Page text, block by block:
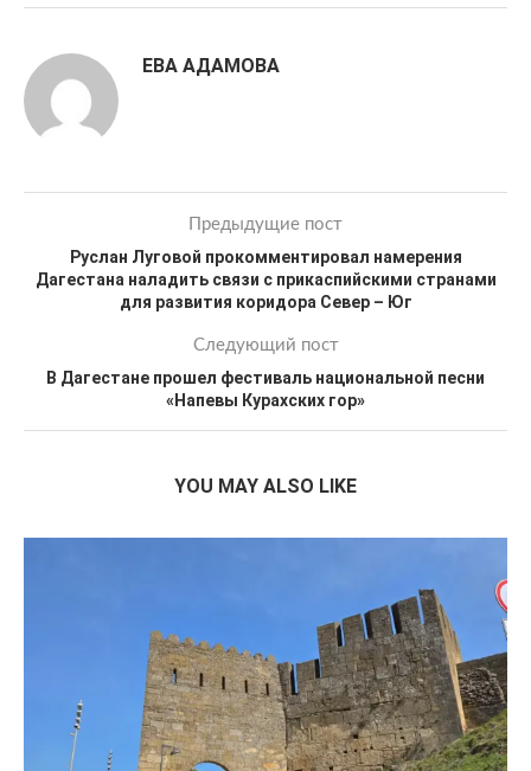
ЕВА АДАМОВА
Предыдущие пост
Руслан Луговой прокомментировал намерения
Дагестана наладить связи с прикаспийскими странами
для развития коридора Север – Юг
Следующий пост
В Дагестане прошел фестиваль национальной песни
«Напевы Курахских гор»
YOU MAY ALSO LIKE